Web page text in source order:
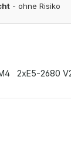
- ohne Risiko
2xE5-2680 V2